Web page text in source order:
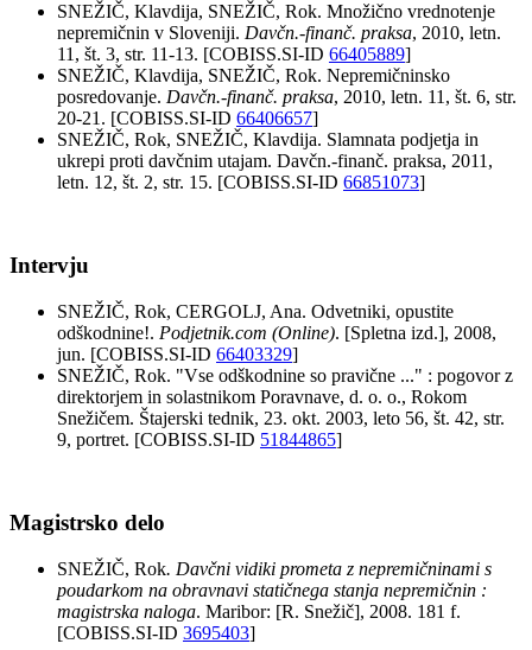
SNEŽIČ, Klavdija, SNEŽIČ, Rok. Množično vrednotenje
nepremičnin v Sloveniji. Davčn.-finanč. praksa, 2010, letn.
11, št. 3, str. 11-13. [COBISS.SI-ID 66405889]
SNEŽIČ, Klavdija, SNEŽIČ, Rok. Nepremičninsko
posredovanje. Davčn.-finanč. praksa, 2010, letn. 11, št. 6, str.
20-21. [COBISS.SI-ID 66406657]
SNEŽIČ, Rok, SNEŽIČ, Klavdija. Slamnata podjetja in
ukrepi proti davčnim utajam. Davčn.-finanč. praksa, 2011,
letn. 12, št. 2, str. 15. [COBISS.SI-ID 66851073]
Intervju
SNEŽIČ, Rok, CERGOLJ, Ana. Odvetniki, opustite
odškodnine!. Podjetnik.com (Online). [Spletna izd.], 2008,
jun. [COBISS.SI-ID 66403329]
SNEŽIČ, Rok. "Vse odškodnine so pravične ..." : pogovor z
direktorjem in solastnikom Poravnave, d. o. o., Rokom
Snežičem. Štajerski tednik, 23. okt. 2003, leto 56, št. 42, str.
9, portret. [COBISS.SI-ID 51844865]
Magistrsko delo
SNEŽIČ, Rok. Davčni vidiki prometa z nepremičninami s
poudarkom na obravnavi statičnega stanja nepremičnin :
magistrska naloga. Maribor: [R. Snežič], 2008. 181 f.
[COBISS.SI-ID 3695403]